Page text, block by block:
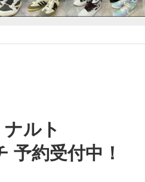
ルト
予約受付中！